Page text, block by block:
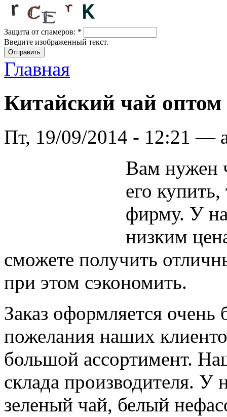
Защита от спамеров: *
Введите изображенный текст.
Главная
Китайский чай оптом
Пт, 19/09/2014 - 12:21 —
Вам нужен
его
фирму. У
низким
сможете получить
при этом сэкономить.
Заказ оформляется
пожелания наших
большой ассортимент.
склада производителя. У
зеленый чай, белый